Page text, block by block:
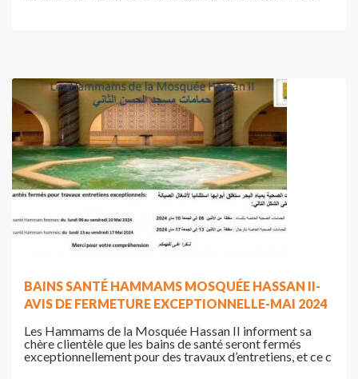
BAINS SANTÉ HAMMAMS MOSQUÉE HASSAN II-
AVIS DE FERMETURE EXCEPTIONNELLE-MAI 2024
Les Hammams de la Mosquée Hassan II informent sa
chère clientèle que les bains de santé seront fermés
exceptionnellement pour des travaux d’entretiens, et ce c